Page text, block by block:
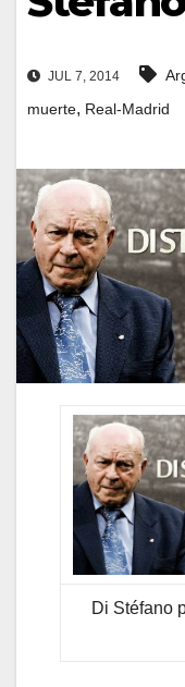
JUL 7, 2014
muerte, Real-Madrid
Di Stéfano